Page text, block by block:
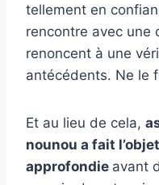
tellement en
rencontre avec une
renoncent à une
antécédents. Ne le
Et au lieu de cela,
nounou a fait
approfondie avant